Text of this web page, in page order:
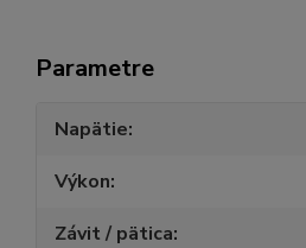
Parametre
Napätie
Výkon
Závit / pätica